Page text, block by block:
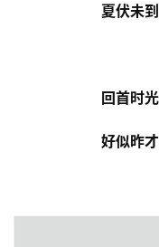
夏伏未
回首时
好似昨